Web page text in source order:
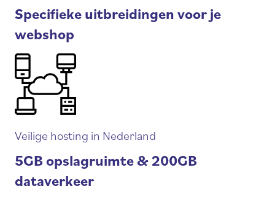
Specifieke uitbreidingen voor je
webshop
Veilige hosting in Nederland
5GB opslagruimte & 200GB
dataverkeer